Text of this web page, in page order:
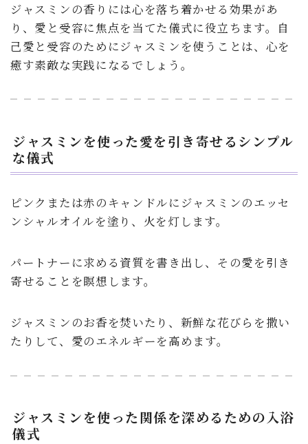
ジャスミンの香りには心を落ち着かせる効果があ
り、愛と受容に焦点を当てた儀式に役立ちます。自
己愛と受容のためにジャスミンを使うことは、心を
癒す素敵な実践になるでしょう。
ジャスミンを使った愛を引き寄せるシンプル
な儀式
ピンクまたは赤のキャンドルにジャスミンのエッセ
ンシャルオイルを塗り、火を灯します。
パートナーに求める資質を書き出し、その愛を引き
寄せることを瞑想します。
ジャスミンのお香を焚いたり、新鮮な花びらを撒い
たりして、愛のエネルギーを高めます。
ジャスミンを使った関係を深めるための入浴
儀式